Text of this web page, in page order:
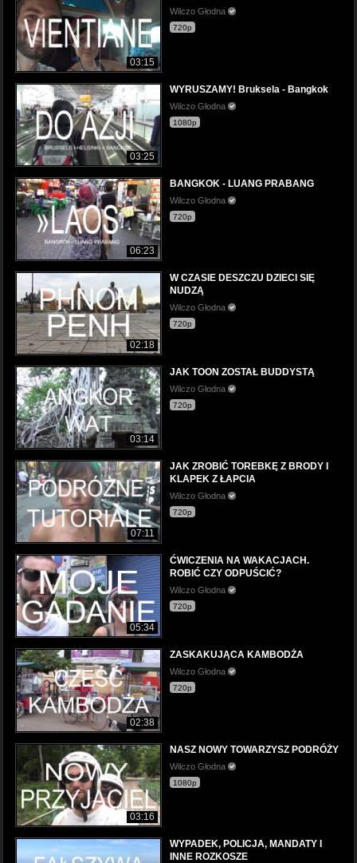
03:15
Wilczo Głodna
720p
03:25
WYRUSZAMY! Bruksela - Bangkok
Wilczo Głodna
1080p
06:23
BANGKOK - LUANG PRABANG
Wilczo Głodna
720p
02:18
W CZASIE DESZCZU DZIECI SIĘ
NUDZĄ
Wilczo Głodna
720p
03:14
JAK TOON ZOSTAŁ BUDDYSTĄ
Wilczo Głodna
720p
07:11
JAK ZROBIĆ TOREBKĘ Z BRODY I
KLAPEK Z ŁAPCIA
Wilczo Głodna
720p
05:34
ĆWICZENIA NA WAKACJACH.
ROBIĆ CZY ODPUŚCIĆ?
Wilczo Głodna
720p
02:38
ZASKAKUJĄCA KAMBODŻA
Wilczo Głodna
720p
03:16
NASZ NOWY TOWARZYSZ PODRÓŻY
Wilczo Głodna
1080p
WYPADEK, POLICJA, MANDATY I
INNE ROZKOSZE